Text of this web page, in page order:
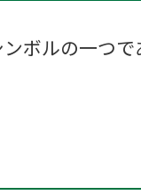
ボルの一つ